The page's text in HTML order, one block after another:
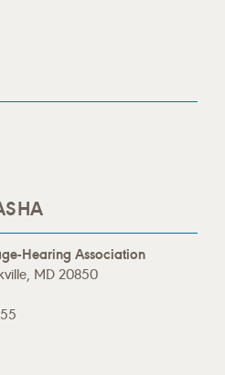
Hearing Association
MD 20850